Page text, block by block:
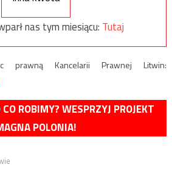
nas tym miesiącu: Tutaj
prawną Kancelarii Prawnej Litwin:
ROBIMY? WESPRZYJ PROJEKT
POLONIA!